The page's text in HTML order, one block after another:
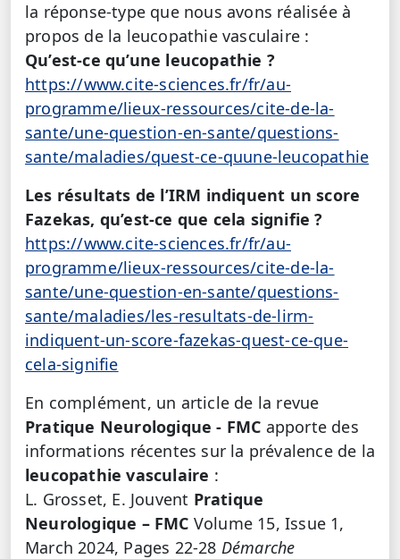
la réponse-type que nous avons réalisée à
propos de la leucopathie vasculaire :
Qu’est-ce qu’une leucopathie ?
https://www.cite-sciences.fr/fr/au-
programme/lieux-ressources/cite-de-la-
sante/une-question-en-sante/questions-
sante/maladies/quest-ce-quune-leucopathie
Les résultats de l’IRM indiquent un score
Fazekas, qu’est-ce que cela signifie ?
https://www.cite-sciences.fr/fr/au-
programme/lieux-ressources/cite-de-la-
sante/une-question-en-sante/questions-
sante/maladies/les-resultats-de-lirm-
indiquent-un-score-fazekas-quest-ce-que-
cela-signifie
En complément, un article de la revue
Pratique Neurologique - FMC apporte des
informations récentes sur la prévalence de la
leucopathie vasculaire :
L. Grosset, E. Jouvent Pratique
Neurologique – FMC Volume 15, Issue 1,
March 2024, Pages 22-28 Démarche